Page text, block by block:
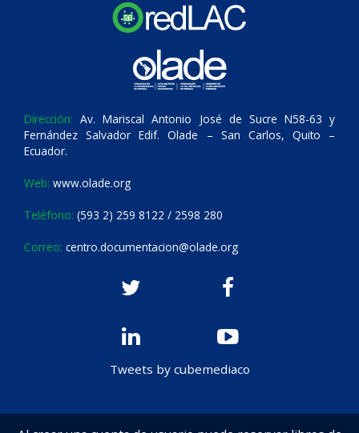
Dirección: Av. Mariscal Antonio José de Sucre N58-63 y
Fernández Salvador Edif. Olade – San Carlos, Quito –
Ecuador.
Web: www.olade.org
Teléfono: (593 2) 259 8122 / 2598 280
Correo: centro.documentacion@olade.org
Tweets by cubemediaco